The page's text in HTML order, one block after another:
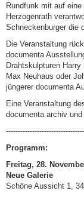
Rundfunk mit auf
Herzogenrath
Schneckenburger die
Die Veranstaltung
documenta
Drahtskulpturen
Max Neuhaus oder
jüngerer documenta
Eine Veranstaltung
documenta archiv und
Programm:
Freitag, 28.
Neue Galerie
Schöne Aussicht 1,